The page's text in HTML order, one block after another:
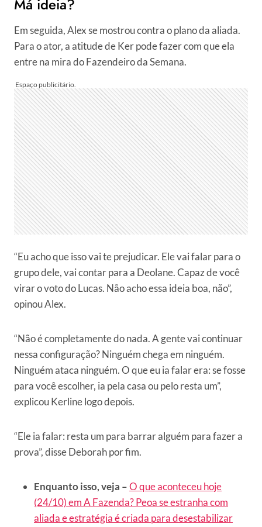
Má ideia?
Em seguida, Alex se mostrou contra o plano da aliada.
Para o ator, a atitude de Ker pode fazer com que ela
entre na mira do Fazendeiro da Semana.
“Eu acho que isso vai te prejudicar. Ele vai falar para o
grupo dele, vai contar para a Deolane. Capaz de você
virar o voto do Lucas. Não acho essa ideia boa, não”,
opinou Alex.
“Não é completamente do nada. A gente vai continuar
nessa configuração? Ninguém chega em ninguém.
Ninguém ataca ninguém. O que eu ia falar era: se fosse
para você escolher, ia pela casa ou pelo resta um”,
explicou Kerline logo depois.
“Ele ia falar: resta um para barrar alguém para fazer a
prova”, disse Deborah por fim.
Enquanto isso, veja –O que aconteceu hoje
(24/10) em A Fazenda? Peoa se estranha com
aliada e estratégia é criada para desestabilizar